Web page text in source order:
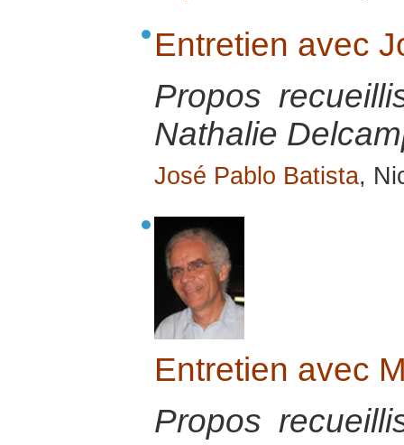
Entretien avec
Propos
Nathalie
José Pablo Batista,
Entretien avec
Propos